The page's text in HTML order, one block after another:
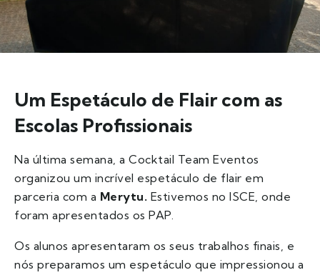
Um Espetáculo de Flair com as
Escolas Profissionais
Na última semana, a Cocktail Team Eventos
organizou um incrível espetáculo de flair em
parceria com a Merytu. Estivemos no ISCE, onde
foram apresentados os PAP.
Os alunos apresentaram os seus trabalhos finais, e
nós preparamos um espetáculo que impressionou a